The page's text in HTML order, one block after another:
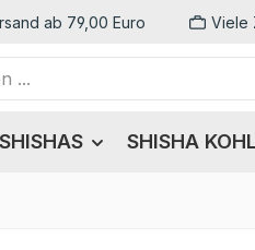
ab 79,00 Euro Viele
SHISHAS SHISHA